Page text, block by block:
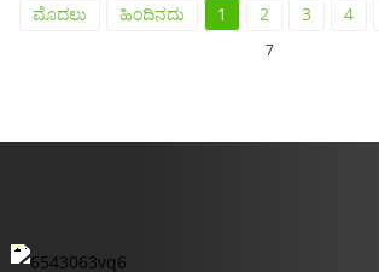
ಮೊದಲು ಹಿಂದಿನದು 1 2 3 4
7